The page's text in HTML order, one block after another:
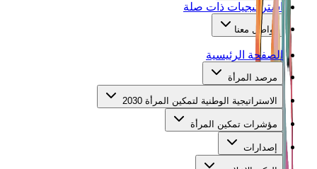
استراتيجيات ذات صلة
تواصل معنا
الصفحة الرئيسية
مرصد المرأة
الاستراتيجية الوطنية لتمكين المرأة 2030
مؤشرات تمكين المرأة
إصدارات